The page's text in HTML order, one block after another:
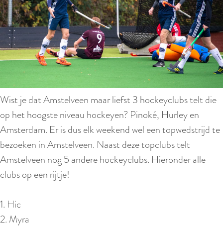
Wist je dat Amstelveen maar liefst 3 hockeyclubs telt die
op het hoogste niveau hockeyen? Pinoké, Hurley en
Amsterdam. Er is dus elk weekend wel een topwedstrijd te
bezoeken in Amstelveen. Naast deze topclubs telt
Amstelveen nog 5 andere hockeyclubs. Hieronder alle
clubs op een rijtje!
1. Hic
2. Myra